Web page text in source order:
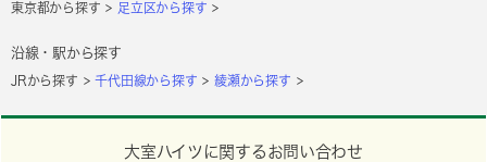
東京都から探す 足立区から探す
沿線・駅から探す
JRから探す 千代田線から探す 綾瀬から探す
大室ハイツに関するお問い合わせ